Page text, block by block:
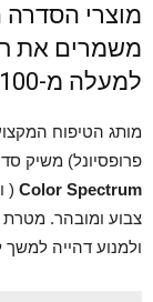
מוצרי
משמרים את
למעלה מ-100 ימים
מותג הטיפוח
פרופסיונל) משיק
Color Spectrum
(
צבוע ומובהר.
ולמנוע דהייה למשך